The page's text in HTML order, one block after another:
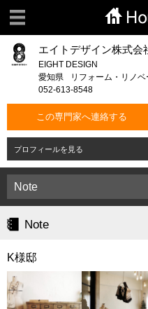
エイトデザイン株式会
EIGHT DESIGN
愛知県
リフォーム・リノベ
052-613-8548
この専門家へ連絡する
プロフィールを見る
Note
K様邸